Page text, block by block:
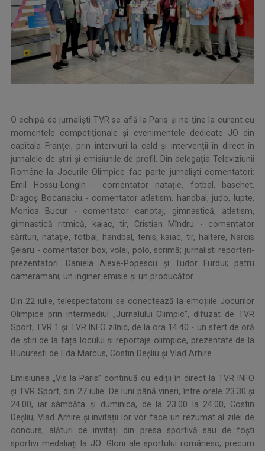
O echipă de jurnalişti TVR se află la Paris şi ne ţine la curent cu
momentele competiţionale şi evenimentele dedicate JO din
capitala Franţei, prin interviuri la cald și intervenții în direct în
jurnalele de știri și emisiunile de profil. Din delegaţia Televiziunii
Române la Jocurile Olimpice fac parte jurnalişti comentatori:
Emil Hossu-Longin - comentator natație, fotbal, baschet,
Dragoș Bocanaciu - comentator atletism, handbal, judo, lupte,
Monica Bucur - comentator canotaj, gimnastică, atletism,
gimnastică ritmică, kaiac, tir, Cristian Mîndru - comentator
sărituri, natație, fotbal, handbal, tenis, kaiac, tir, haltere, Narcis
Șelaru - comentator box, volei, polo, scrimă; jurnalişti reporteri-
prezentatori: Daniela Alexe-Popescu şi Tudor Furdui; patru
cameramani, un inginer emisie şi un producător.
Din 22 iulie, telespectatorii se conectează la emoțiile Jocurilor
Olimpice prin intermediul „Jurnalului Olimpic”, difuzat de TVR
Sport, TVR 1 şi TVR INFO zilnic, de la ora 14.40 - un sfert de oră
de știri de la fața locului și reportaje olimpice, prezentate de la
Bucureşti de Eda Marcus, Costin Deşliu şi Vlad Arhire.
Emisiunea „Vis la Paris” continuă cu ediţii în direct la TVR INFO
şi TVR Sport, din 27 iulie. De luni până vineri, între orele 23.30 și
24.00, iar sâmbăta și duminica, de la 23.00 la 24.00, Costin
Deșliu, Vlad Arhire și invitații lor vor face un rezumat al zilei de
concurs, alături de invitați din presa sportivă sau de foști
sportivi medaliați la JO. Glorii ale sportului românesc, precum